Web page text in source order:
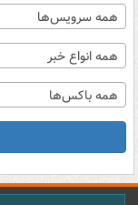
همه سرویس‌ها
همه انواع خبر
همه باکس‌ها